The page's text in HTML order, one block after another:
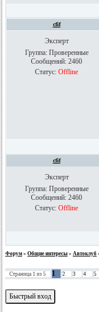
cfif
Эксперт
Группа: Проверенные
Сообщений: 2460
Статус: Offline
cfif
Эксперт
Группа: Проверенные
Сообщений: 2460
Статус: Offline
Форум » Общие интересы » Автоклуб
Страница 1 из 5 1 2 3 4 5